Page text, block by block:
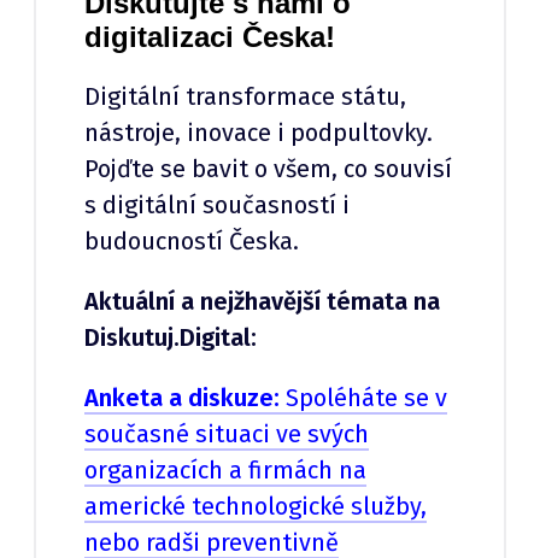
digitalizaci Česka!
Digitální transformace státu,
nástroje, inovace i podpultovky.
Pojďte se bavit o všem, co souvisí
s digitální současností i
budoucností Česka.
Aktuální a nejžhavější témata na
Diskutuj.Digital:
Anketa a diskuze: Spoléháte se v
současné situaci ve svých
organizacích a firmách na
americké technologické služby,
nebo radši preventivně